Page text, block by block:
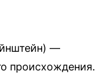
—
происхождения.